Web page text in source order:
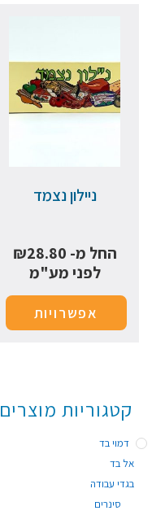
ניילון נצמד
החל מ- ₪28.80
לפני מע"מ
אפשרויות
קטגוריות מוצרים
דמוי בד
אל בד
בגדי עבודה
סינרים